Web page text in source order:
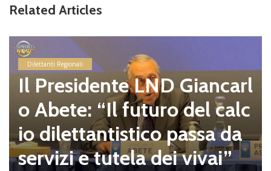
Related Articles
Dilettanti Regionali
Il Presidente LND Giancarl
o Abete: “Il futuro del calc
io dilettantistico passa da
servizi e tutela dei vivai”